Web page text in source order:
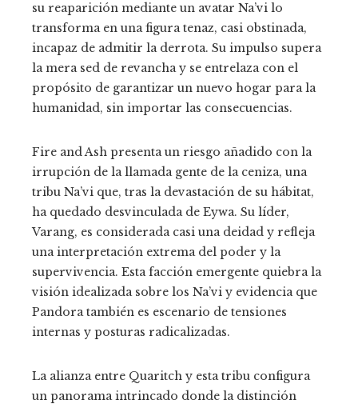
su reaparición mediante un avatar Na’vi lo
transforma en una figura tenaz, casi obstinada,
incapaz de admitir la derrota. Su impulso supera
la mera sed de revancha y se entrelaza con el
propósito de garantizar un nuevo hogar para la
humanidad, sin importar las consecuencias.
Fire and Ash presenta un riesgo añadido con la
irrupción de la llamada gente de la ceniza, una
tribu Na’vi que, tras la devastación de su hábitat,
ha quedado desvinculada de Eywa. Su líder,
Varang, es considerada casi una deidad y refleja
una interpretación extrema del poder y la
supervivencia. Esta facción emergente quiebra la
visión idealizada sobre los Na’vi y evidencia que
Pandora también es escenario de tensiones
internas y posturas radicalizadas.
La alianza entre Quaritch y esta tribu configura
un panorama intrincado donde la distinción